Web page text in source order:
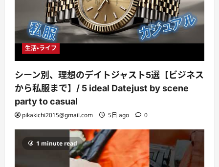
生活・ライフ
シーン別、理想のデイトジャスト5選【ビジネス
から私服まで】/ 5 ideal Datejust by scene
party to casual
pikakichi2015@gmail.com 5日 ago 0
1 minute read